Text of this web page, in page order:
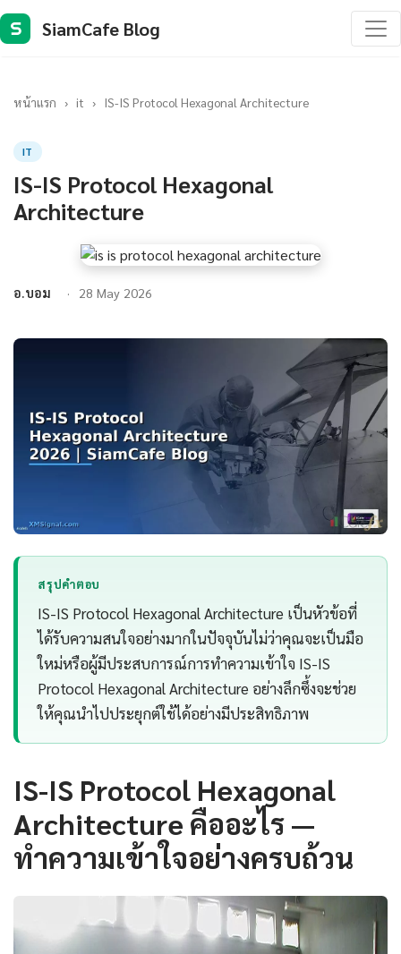
S SiamCafe Blog
หน้าแรก › it › IS-IS Protocol Hexagonal Architecture
IT
IS-IS Protocol Hexagonal
Architecture
อ.บอม 28 May 2026
สรุปคำตอบ
IS-IS Protocol Hexagonal Architecture เป็นหัวข้อที่
ได้รับความสนใจอย่างมากในปัจจุบันไม่ว่าคุณจะเป็นมือ
ใหม่หรือผู้มีประสบการณ์การทำความเข้าใจ IS-IS
Protocol Hexagonal Architecture อย่างลึกซึ้งจะช่วย
ให้คุณนำไปประยุกต์ใช้ได้อย่างมีประสิทธิภาพ
IS-IS Protocol Hexagonal
Architecture คืออะไร —
ทำความเข้าใจอย่างครบถ้วน